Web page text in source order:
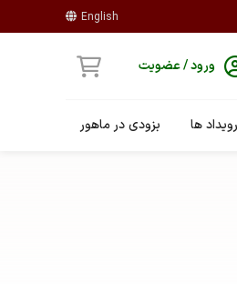
English
ورود / عضویت
رویداد ها بزودی در ماهور